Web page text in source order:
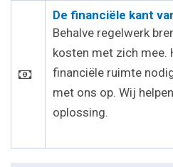
De financiële kant
Behalve regelwerk
kosten met zich mee.
financiële ruimte
met ons op. Wij
oplossing.